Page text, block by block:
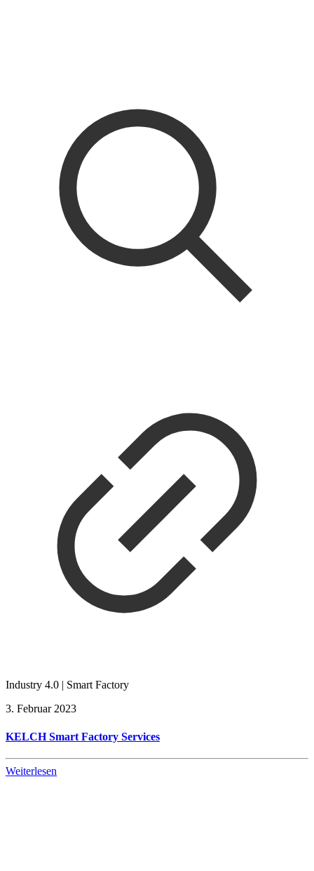
Industry 4.0 | Smart Factory
3. Februar 2023
KELCH Smart Factory Services
Weiterlesen